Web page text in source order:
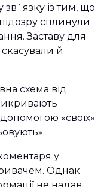
зв`язку із тим, що
сплинули
Заставу для
скасували й
схема від
«своїх»
у
Однак